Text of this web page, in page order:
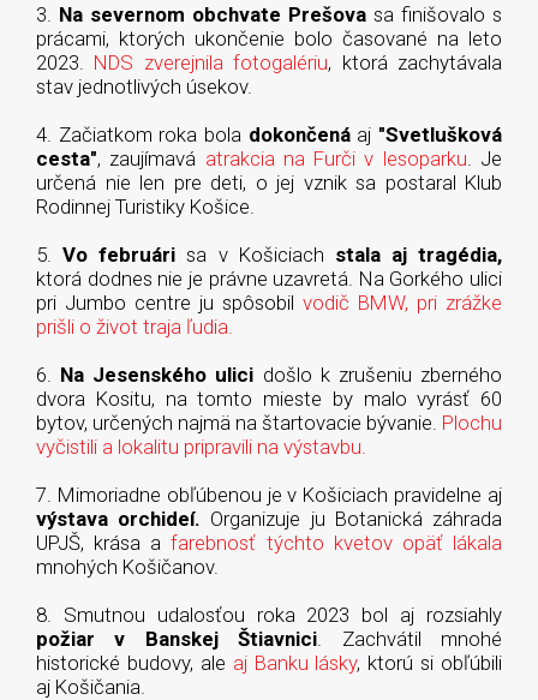
3. Na severnom obchvate Prešova sa finišovalo s
prácami, ktorých ukončenie bolo časované na leto
2023. NDS zverejnila fotogalériu, ktorá zachytávala
stav jednotlivých úsekov.
4. Začiatkom roka bola dokončená aj "Svetlušková
cesta", zaujímavá atrakcia na Furči v lesoparku . Je
určená nie len pre deti, o jej vznik sa postaral Klub
Rodinnej Turistiky Košice.
5.Vo februárisa v Košiciach stala aj tragédia,
ktorá dodnes nie je právne uzavretá. Na Gorkého ulici
pri Jumbo centre ju spôsobil vodič BMW, pri zrážke
prišli o život traja ľudia.
6. Na Jesenského ulici došlo k zrušeniu zberného
dvora Kositu, na tomto mieste by malo vyrásť 60
bytov, určených najmä na štartovacie bývanie. Plochu
vyčistili a lokalitu pripravili na výstavbu.
7. Mimoriadne obľúbenou je v Košiciach pravidelne aj
výstava orchideí. Organizuje ju Botanická záhrada
UPJŠ, krása afarebnosť týchto kvetov opäť lákala
mnohých Košičanov.
8. Smutnou udalosťou roka 2023 bol aj rozsiahly
požiar v Banskej Štiavnici
Zachvátil mnohé
historické budovy, ale aj Banku lásky, ktorú si obľúbili
aj Košičania.